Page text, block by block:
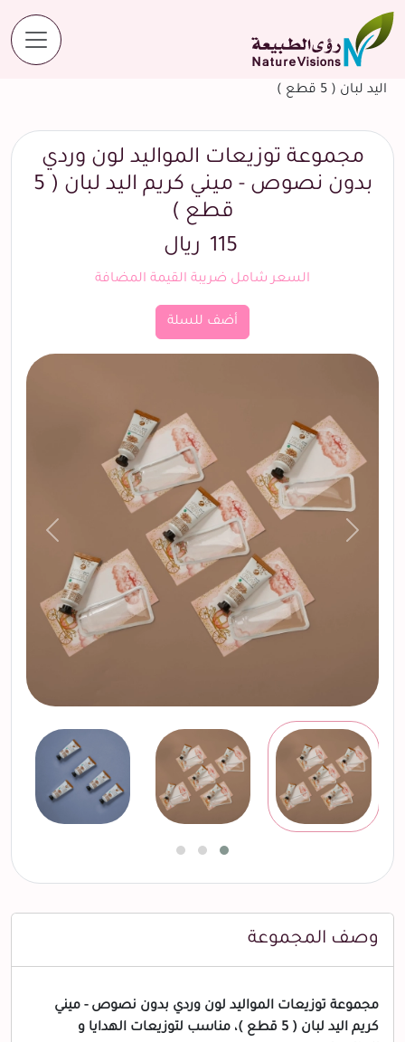
المنتجات
مجموعة توزيعات المواليد لون وردي بدون نصوص - ميني كريم
اليد لبان ( 5 قطع )
مجموعة توزيعات المواليد لون وردي
بدون نصوص - ميني كريم اليد لبان ( 5
قطع )
115 ريال
السعر شامل ضريبة القيمة المضافة
أضف للسلة
التالي السابق
وصف المجموعة
مجموعة توزيعات المواليد لون وردي بدون نصوص - ميني
كريم اليد لبان ( 5 قطع )، مناسب لتوزيعات الهدايا و